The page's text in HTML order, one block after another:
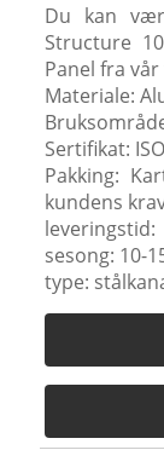
Du kan
Structure
Panel fra
Materiale:
Sertifikat:
Pakking:
kundens
sesong: 10-
type: